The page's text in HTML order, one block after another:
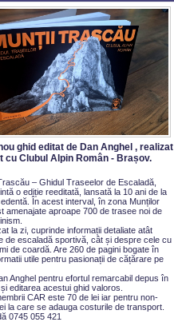
ghid editat de Dan Anghel , realizat
cu Clubul Alpin Român - Brașov.
– Ghidul Traseelor de Escaladă,
o ediție reeditată, lansată la 10 ani de la
În acest interval, în zona Munților
amenajate aproape 700 de trasee noi de
la zi, cuprinde informații detaliate atât
de escaladă sportivă, cât și despre cele cu
de coardă. Are 260 de pagini bogate în
utile pentru pasionații de cățărare pe
Anghel pentru efortul remarcabil depus în
editarea acestui ghid valoros.
CAR este 70 de lei iar pentru non-
la care se adauga costurile de transport.
0745 055 421